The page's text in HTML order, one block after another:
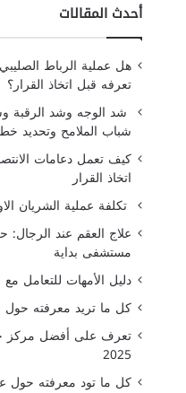
أحدث المقالات
هل عملية الرباط
تعرفه قبل اتخاذ القرار؟
شد الوجه وشد الرقبة
شباب الملامح وتحديد
كيف تعمل دعامات
اتخاذ القرار
تكلفة عملية الشريان
علاج العقم عند
مستشفى بداية
دليل الأمهات للتعامل
كل ما تريد معرفته
تعرف على أفضل
2025
كل ما تود معرفته حول